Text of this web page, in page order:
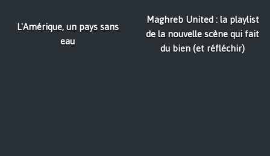
L'Amérique, un pays sans
eau
Maghreb United : la playlist
de la nouvelle scène qui fait
du bien (et réfléchir)